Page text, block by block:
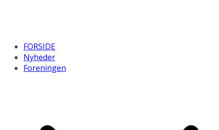
FORSIDE
Nyheder
Foreningen